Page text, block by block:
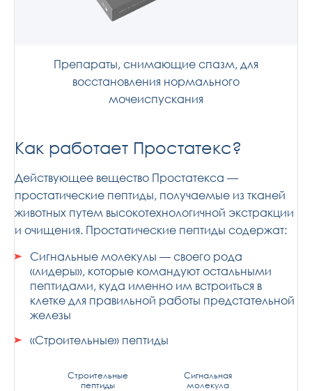
Препараты, снимающие спазм, для
восстановления нормального
мочеиспускания
Как работает Простатекс?
Действующее вещество Простатекса —
простатические пептиды, получаемые из тканей
животных путем высокотехнологичной экстракции
и очищения. Простатические пептиды содержат:
Сигнальные молекулы — своего рода
«лидеры», которые командуют остальными
пептидами, куда именно им встроиться в
клетке для правильной работы предстательной
железы
«Строительные» пептиды
Строительные
пептиды
Сигнальная
молекула